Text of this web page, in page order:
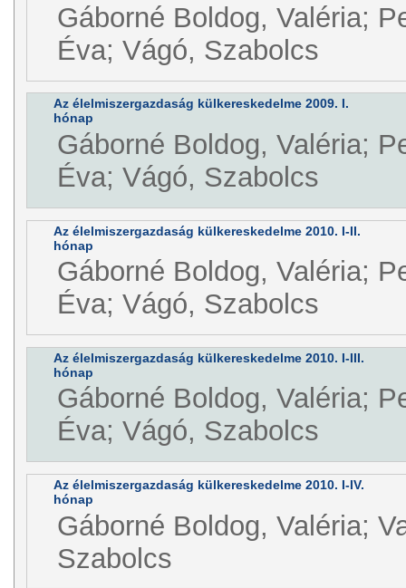
Gáborné Boldog, Valéria;
Éva; Vágó, Szabolcs
Az élelmiszergazdaság külkereskedelme 2009. I.
hónap
Gáborné Boldog, Valéria;
Éva; Vágó, Szabolcs
Az élelmiszergazdaság külkereskedelme 2010. I-II.
hónap
Gáborné Boldog, Valéria;
Éva; Vágó, Szabolcs
Az élelmiszergazdaság külkereskedelme 2010. I-III.
hónap
Gáborné Boldog, Valéria;
Éva; Vágó, Szabolcs
Az élelmiszergazdaság külkereskedelme 2010. I-IV.
hónap
Gáborné Boldog, Valéria;
Szabolcs